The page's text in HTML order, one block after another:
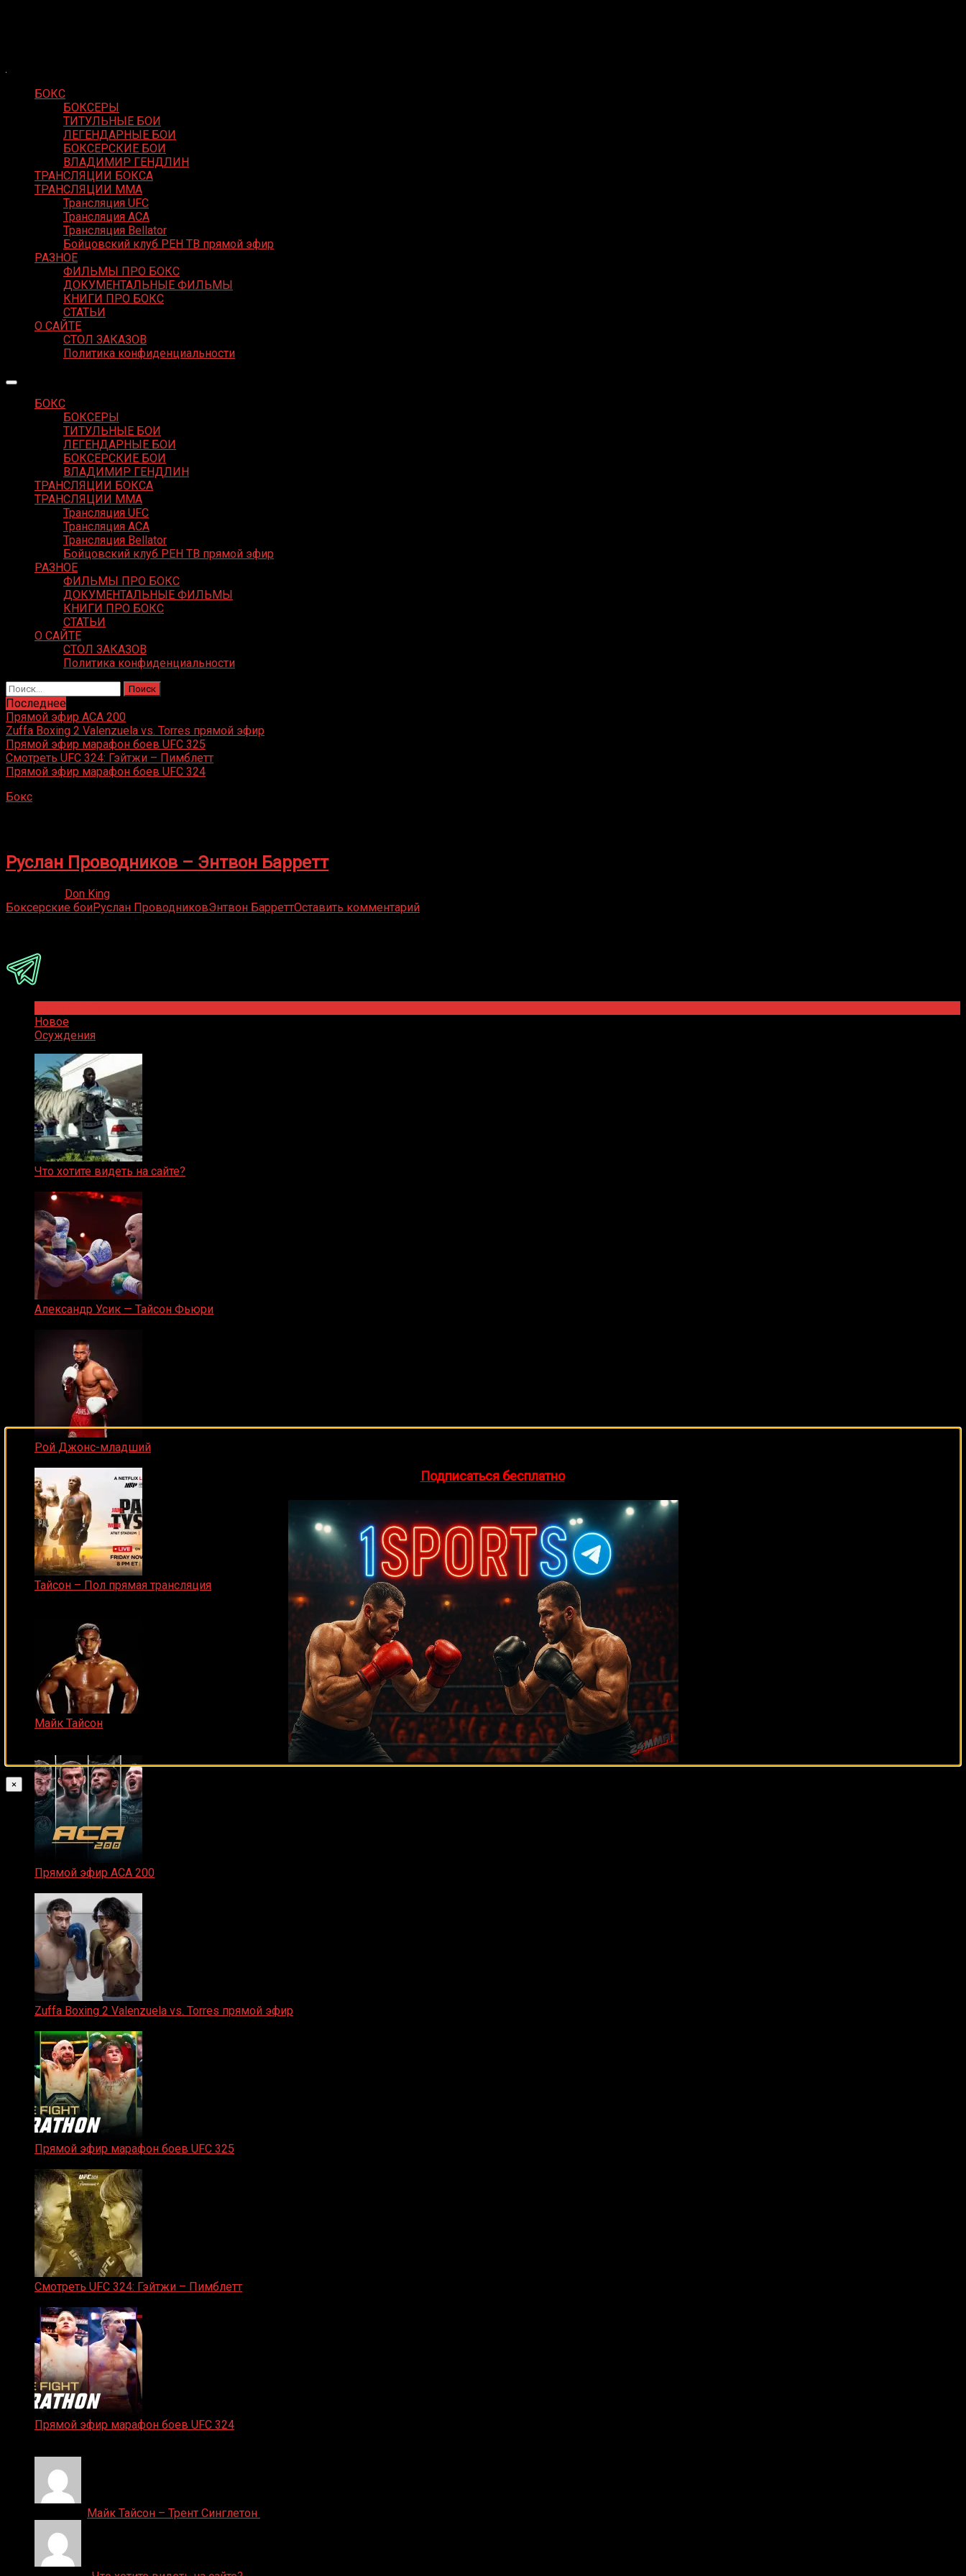
БОКС
БОКСЕРЫ
ТИТУЛЬНЫЕ БОИ
ЛЕГЕНДАРНЫЕ БОИ
БОКСЕРСКИЕ БОИ
ВЛАДИМИР ГЕНДЛИН
ТРАНСЛЯЦИИ БОКСА
ТРАНСЛЯЦИИ MMA
Трансляция UFC
Трансляция ACA
Трансляция Bellator
Бойцовский клуб РЕН ТВ прямой эфир
РАЗНОЕ
ФИЛЬМЫ ПРО БОКС
ДОКУМЕНТАЛЬНЫЕ ФИЛЬМЫ
КНИГИ ПРО БОКС
СТАТЬИ
О САЙТЕ
СТОЛ ЗАКАЗОВ
Политика конфиденциальности
БОКС
БОКСЕРЫ
ТИТУЛЬНЫЕ БОИ
ЛЕГЕНДАРНЫЕ БОИ
БОКСЕРСКИЕ БОИ
ВЛАДИМИР ГЕНДЛИН
ТРАНСЛЯЦИИ БОКСА
ТРАНСЛЯЦИИ MMA
Трансляция UFC
Трансляция ACA
Трансляция Bellator
Бойцовский клуб РЕН ТВ прямой эфир
РАЗНОЕ
ФИЛЬМЫ ПРО БОКС
ДОКУМЕНТАЛЬНЫЕ ФИЛЬМЫ
КНИГИ ПРО БОКС
СТАТЬИ
О САЙТЕ
СТОЛ ЗАКАЗОВ
Политика конфиденциальности
Найти:
Последнее
Прямой эфир ACA 200
Zuffa Boxing 2 Valenzuela vs. Torres прямой эфир
Прямой эфир марафон боев UFC 325
Смотреть UFC 324: Гэйтжи – Пимблетт
Прямой эфир марафон боев UFC 324
Бокс
Руслан Проводников – Энтвон Барретт
Don King
Боксерские боиРуслан ПроводниковЭнтвон БарреттОставить комментарий
Новое
Осуждения
Что хотите видеть на сайте?
Александр Усик — Тайсон Фьюри
Рой Джонс-младший
Тайсон – Пол прямая трансляция
Майк Тайсон
Прямой эфир ACA 200
Zuffa Boxing 2 Valenzuela vs. Torres прямой эфир
Прямой эфир марафон боев UFC 325
Смотреть UFC 324: Гэйтжи – Пимблетт
Прямой эфир марафон боев UFC 324
Майк Тайсон – Трент Синглетон
Подписаться бесплатно
×